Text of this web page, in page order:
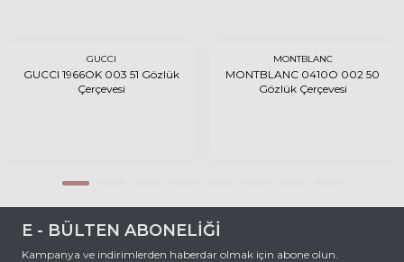
GUCCI
GUCCI 1966OK 003 51 Gözlük
Çerçevesi
MONTBLANC
MONTBLANC 0410O 002 50
Gözlük Çerçevesi
E - BÜLTEN ABONELİĞİ
Kampanya ve indirimlerden haberdar olmak için abone olun.